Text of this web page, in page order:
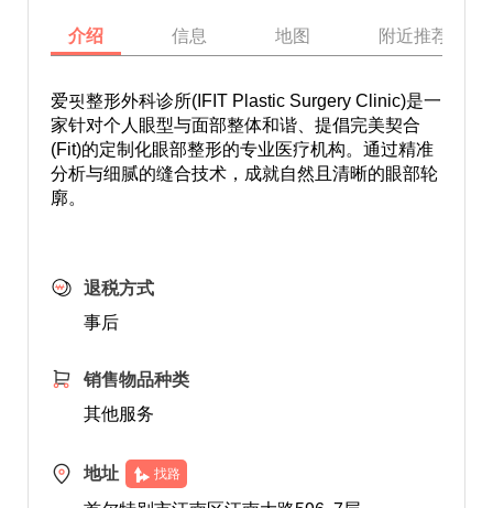
介绍 信息 地图 附近推荐景点
爱핏整形外科诊所(IFIT Plastic Surgery Clinic)是一
家针对个人眼型与面部整体和谐、提倡完美契合
(Fit)的定制化眼部整形的专业医疗机构。通过精准
分析与细腻的缝合技术，成就自然且清晰的眼部轮
廓。
退税方式
事后
销售物品种类
其他服务
地址 找路